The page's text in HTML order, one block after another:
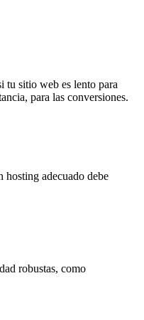
tu sitio web es lento para
para las conversiones.
hosting adecuado debe
robustas, como